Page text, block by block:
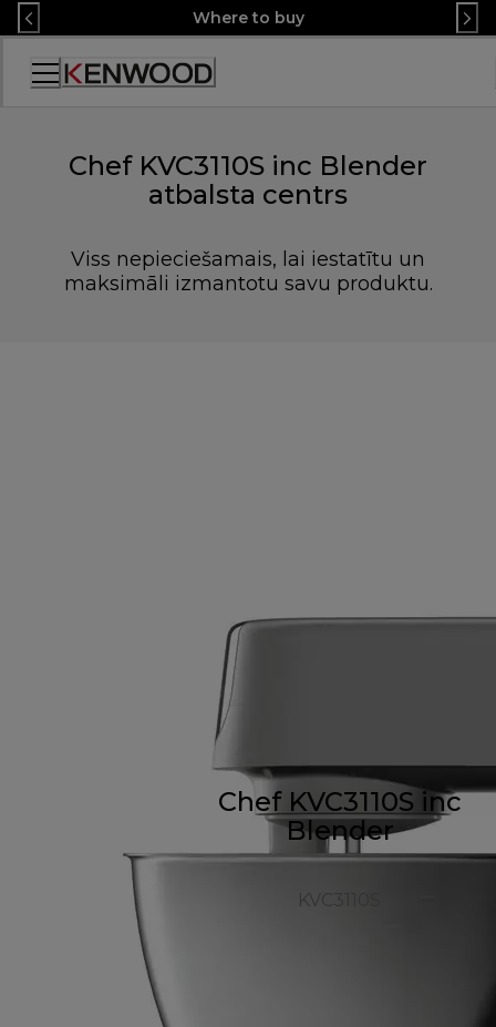
Skip
to
Content
Where to buy
Accessibility
Chef KVC3110S inc Blender
atbalsta centrs
Viss nepieciešamais, lai iestatītu un
maksimāli izmantotu savu produktu.
Chef KVC3110S inc
Blender
KVC3110S